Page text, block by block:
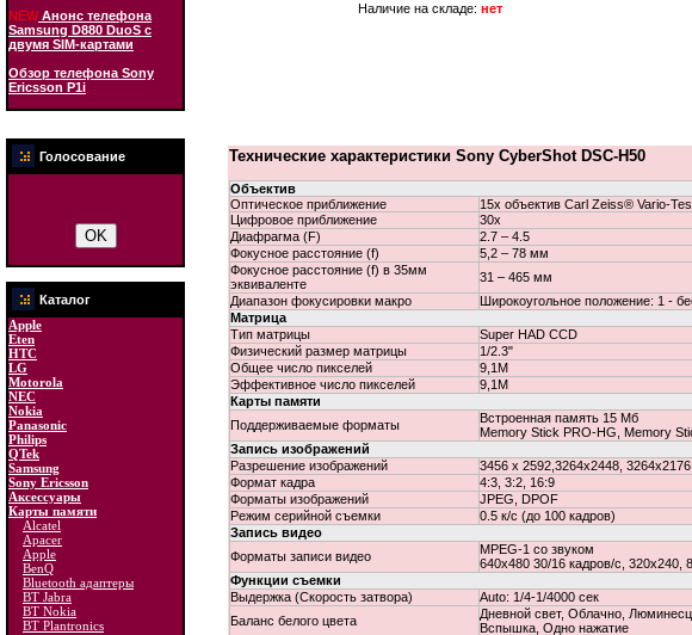
NEWАнонс телефона
Samsung D880 DuoS с
двумя SIM-картами
Обзор телефона Sony
Ericsson P1i
Голосование
Каталог
Apple
Eten
HTC
LG
Motorola
NEC
Nokia
Panasonic
Philips
QTek
Samsung
Sony Ericsson
Аксессуары
Карты памяти
Alcatel
Apacer
Apple
BenQ
Bluetooth адаптеры
BT Jabra
BT Nokia
BT Plantronics
Наличие на складе: нет
Технические характеристики Sony CyberShot DSC-H50
Объектив
Оптическое приближение
15x объектив Carl Zeiss® Vario-
Цифровое приближение
30x
Диафрагма (F)
2.7 – 4.5
Фокусное расстояние (f)
5,2 – 78 мм
Фокусное расстояние (f) в 35мм
эквиваленте
31 – 465 мм
Диапазон фокусировки макро
Широкоугольное положение: 1 -
Матрица
Тип матрицы
Super HAD CCD
Физический размер матрицы
1/2.3"
Общее число пикселей
9,1М
Эффективное число пикселей
9,1М
Карты памяти
Поддерживаемые форматы
Встроенная память 15 Мб
Memory Stick PRO-HG, Memory
Запись изображений
Разрешение изображений
3456 x 2592,3264x2448,
Формат кадра
4:3, 3:2, 16:9
Форматы изображений
JPEG, DPOF
Режим серийной съемки
0.5 к/с (до 100 кадров)
Запись видео
Форматы записи видео
MPEG-1 со звуком
640x480 30/16 кадров/с, 320x240,
Функции съемки
Выдержка (Скорость затвора)
Auto: 1/4-1/4000 сек
Баланс белого цвета
Дневной свет, Облачно,
Вспышка, Одно нажатие